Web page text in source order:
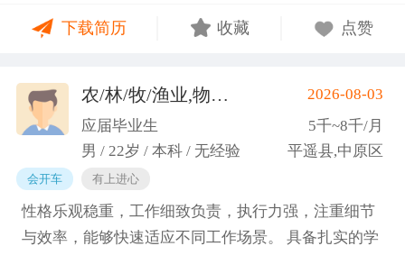
学；研一刚入学就跟随导师参加多个项目书撰写，其
基金项目以及国家重大课题项目申报书的撰写。
（2）沟通能力强，2023年9月-2024年6月在研究生管
理办公室担任助管，主要负责硕士、博士研究生开
题、预答辩和正式答辩答辩秘书工作，同时负责研究
生入学复试相关工作，研究生日常事务管理工作，与
老师和同学多方沟通协调；2025年4月-2025年7月在
图书馆信息处担任助管，主要负责毕业生论文查重、
下载简历 收藏 点赞
农/林/牧/渔业,物业管理,环保,物流/仓储,人事/行政/后勤
2026-08-03
应届毕业生
5千~8千/月
男 / 22岁 / 本科 / 无经验
平遥县,中原区
会开车 有上进心
性格乐观稳重，工作细致负责，执行力强，注重细节
与效率，能够快速适应不同工作场景。 具备扎实的学